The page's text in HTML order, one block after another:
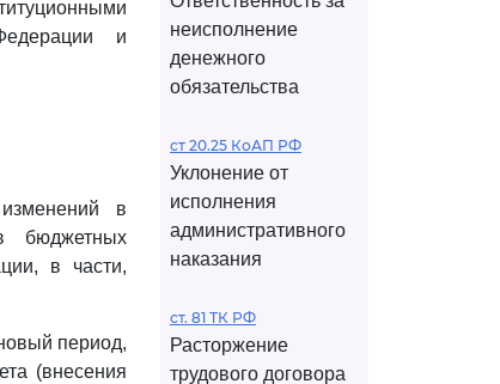
и
в
бюджетных
в части,
период,
(внесения
неисполнение
денежного
обязательства
ст 20.25 КоАП РФ
Уклонение от
исполнения
административного
наказания
ст. 81 ТК РФ
Расторжение
трудового договора